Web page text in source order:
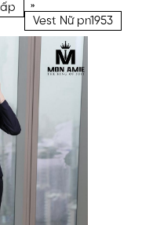
»
Vest Nữ pn1953